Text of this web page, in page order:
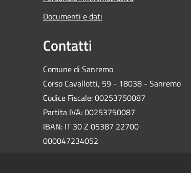
Documenti e dati
Contatti
Comune di Sanremo
Corso Cavallotti, 59 - 18038 - Sanremo
Codice Fiscale: 00253750087
Partita IVA: 00253750087
IBAN: IT 30 Z 05387 22700
000047234052